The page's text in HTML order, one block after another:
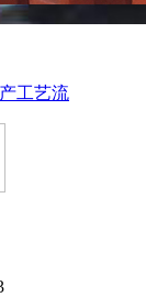
工艺流